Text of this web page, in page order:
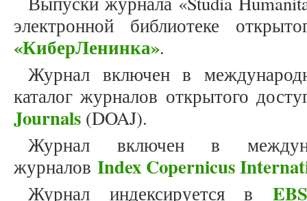
электронной библиотеке
«КиберЛенинка».
Журнал включен в
каталог журналов открытого
Journals (DOAJ).
Журнал включен в
журналов Index Copernicus
Журнал индексируется в